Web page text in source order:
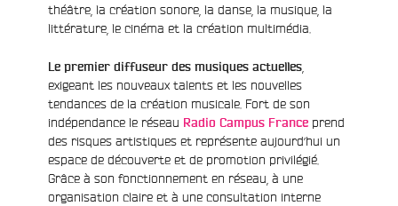
théâtre, la création sonore, la danse, la musique, la
littérature, le cinéma et la création multimédia.
Le premier diffuseur des musiques actuelles
exigeant les nouveaux talents et les nouvelles
tendances de la création musicale. Fort de son
indépendance le réseau Radio Campus France prend
des risques artistiques et représente aujourd’hui un
espace de découverte et de promotion privilégié.
Grâce à son fonctionnement en réseau, à une
organisation claire et à une consultation interne